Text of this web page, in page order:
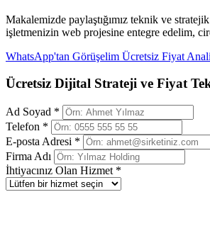
Makalemizde paylaştığımız teknik ve
işletmenizin web projesine entegre edelim,
WhatsApp'tan Görüşelim Ücretsiz Fiyat
Ücretsiz Dijital Strateji ve Fiyat
Ad Soyad *
Telefon *
E-posta Adresi *
Firma Adı
İhtiyacınız Olan Hizmet *